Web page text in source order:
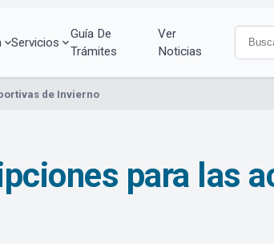
Servicios
Guía De
Trámites
Ver
Noticias
de Invierno
para las